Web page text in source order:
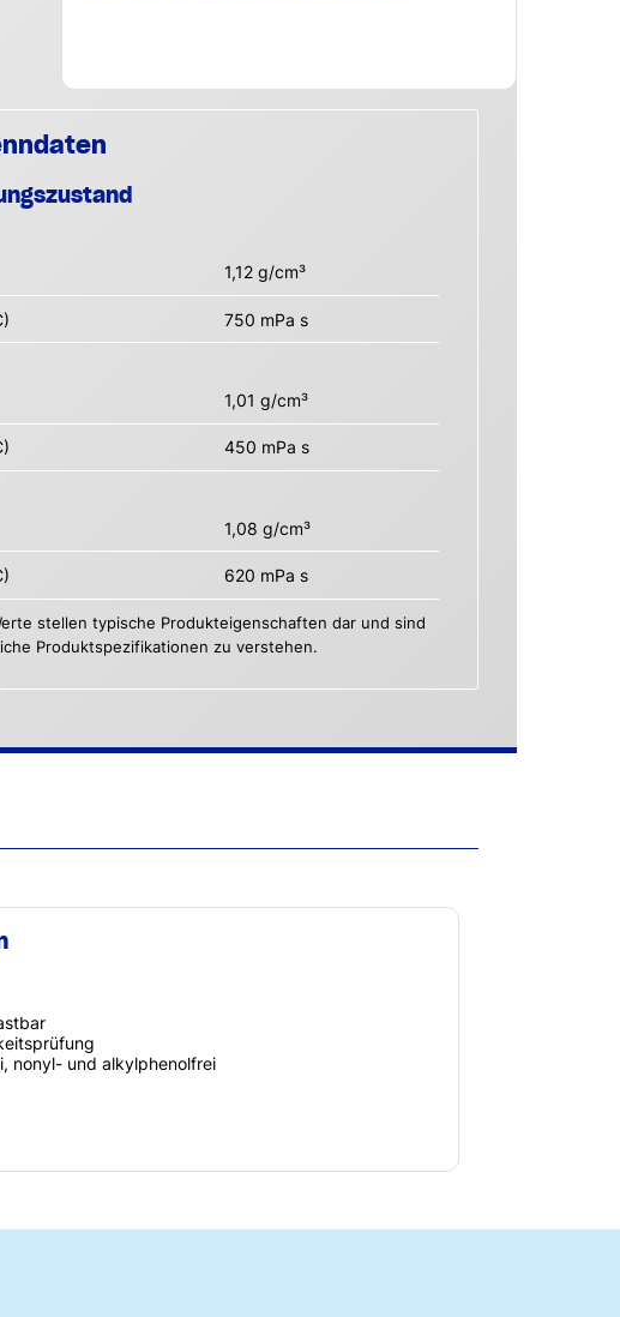
1,12 g/cm³
750 mPa s
1,01 g/cm³
450 mPa s
1,08 g/cm³
620 mPa s
stellen typische Produkteigenschaften dar und sind
Produktspezifikationen zu verstehen.
nonyl- und alkylphenolfrei